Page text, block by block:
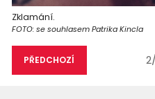
Zklamání.
FOTO: se souhlasem Patrika Kincla
PŘEDCHOZÍ